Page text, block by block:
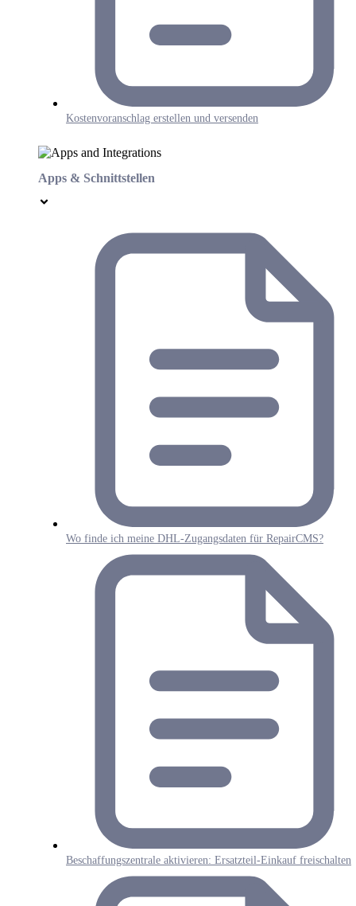
Kostenvoranschlag erstellen und versenden
Apps & Schnittstellen
Wo finde ich meine DHL-Zugangsdaten für RepairCMS?
Beschaffungszentrale aktivieren: Ersatzteil-Einkauf freischalten